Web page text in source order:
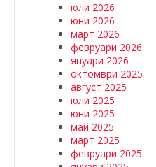
юли 2026
юни 2026
март 2026
февруари 2026
януари 2026
октомври 2025
август 2025
юли 2025
юни 2025
май 2025
март 2025
февруари 2025